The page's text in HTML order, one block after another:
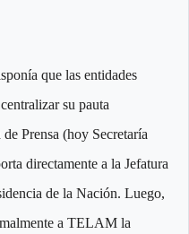
que las entidades
su pauta
Prensa (hoy Secretaría
directamente a la Jefatura
de la Nación. Luego,
a TELAM la